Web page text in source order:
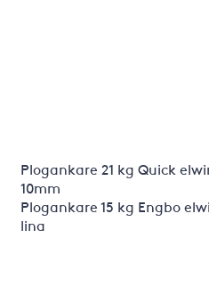
Plogankare 21 kg Quick
10mm
Plogankare 15 kg Engbo
lina